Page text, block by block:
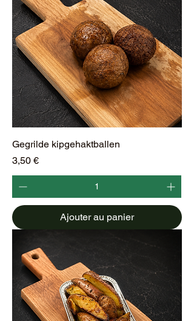
G
r
a
m
m
e
s
Gegrilde kipgehaktballen
Prix
3,50 €
Ajouter au panier